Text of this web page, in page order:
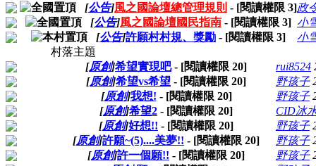
[公告]風之國論壇總管理規則 - [閱讀權限 3]政
[公告]風之國論壇國民指南 - [閱讀權限 3] 小
[公告]許願村村規、獎勵 - [閱讀權限 3]
小
村落主題
[原創]希望實現吧- [閱讀權限 20] rui8524
[原創]希望vs希望 - [閱讀權限 20] 野孩子
[原創]我想! - [閱讀權限 20] 野孩子
[原創]希望2 - [閱讀權限 20]
CID冰
[原創]好想!! - [閱讀權限 20] 野孩子
[原創]許願~(5)....美夢!! - [閱讀權限 20] 野孩子
[原創]許一個願!! - [閱讀權限 20] 野孩子